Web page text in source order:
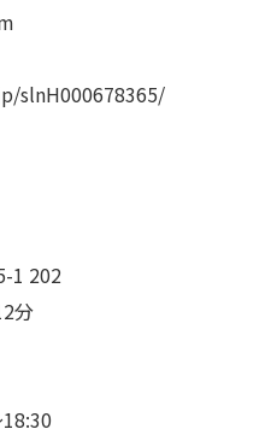
slnH000678365/
1 202
分